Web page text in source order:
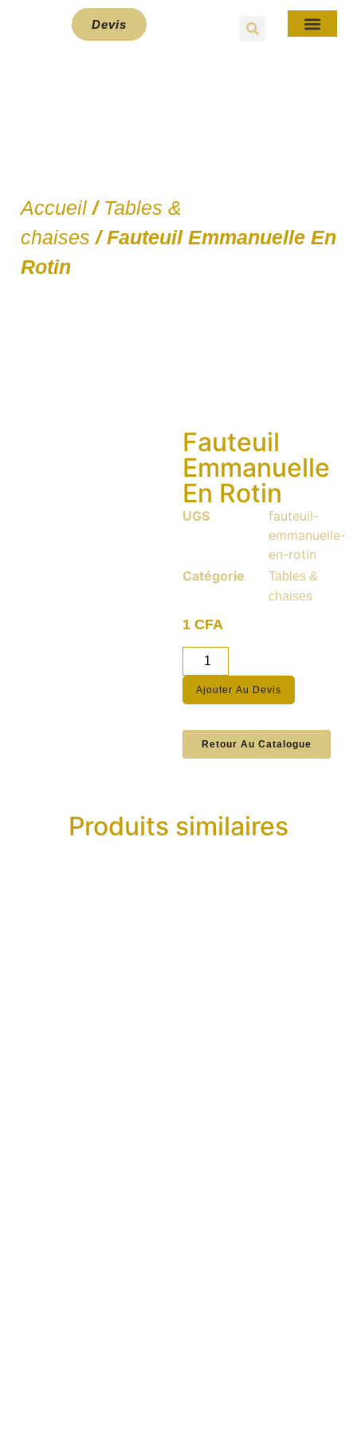
Devis
Accueil / Tables &
chaises / Fauteuil Emmanuelle En
Rotin
Fauteuil
Emmanuelle
En Rotin
UGS
fauteuil-
emmanuelle-
en-rotin
Catégorie
Tables &
chaises
1CFA
Ajouter Au Devis
Retour Au Catalogue
Produits similaires